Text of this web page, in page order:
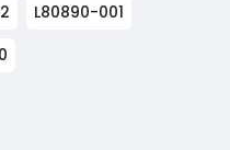
L80890-001